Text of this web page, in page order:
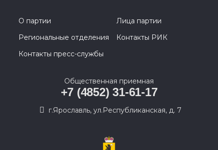
О партии
Лица партии
Региональные отделения
Контакты РИК
Контакты пресс-службы
Общественная приемная
+7 (4852) 31-61-17
г.Ярославль, ул.Республиканская, д. 7